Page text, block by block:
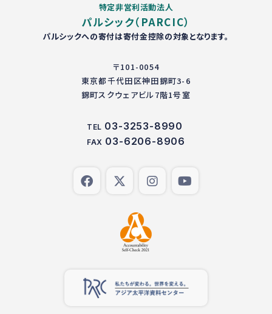
特定非営利活動法人
パルシック（PARCIC）
パルシックへの寄付は寄付金控除の対象となります。
〒101-0054
東京都千代田区神田錦町3-6
錦町スクウェアビル7階1号室
TEL 03-3253-8990
FAX 03-6206-8906